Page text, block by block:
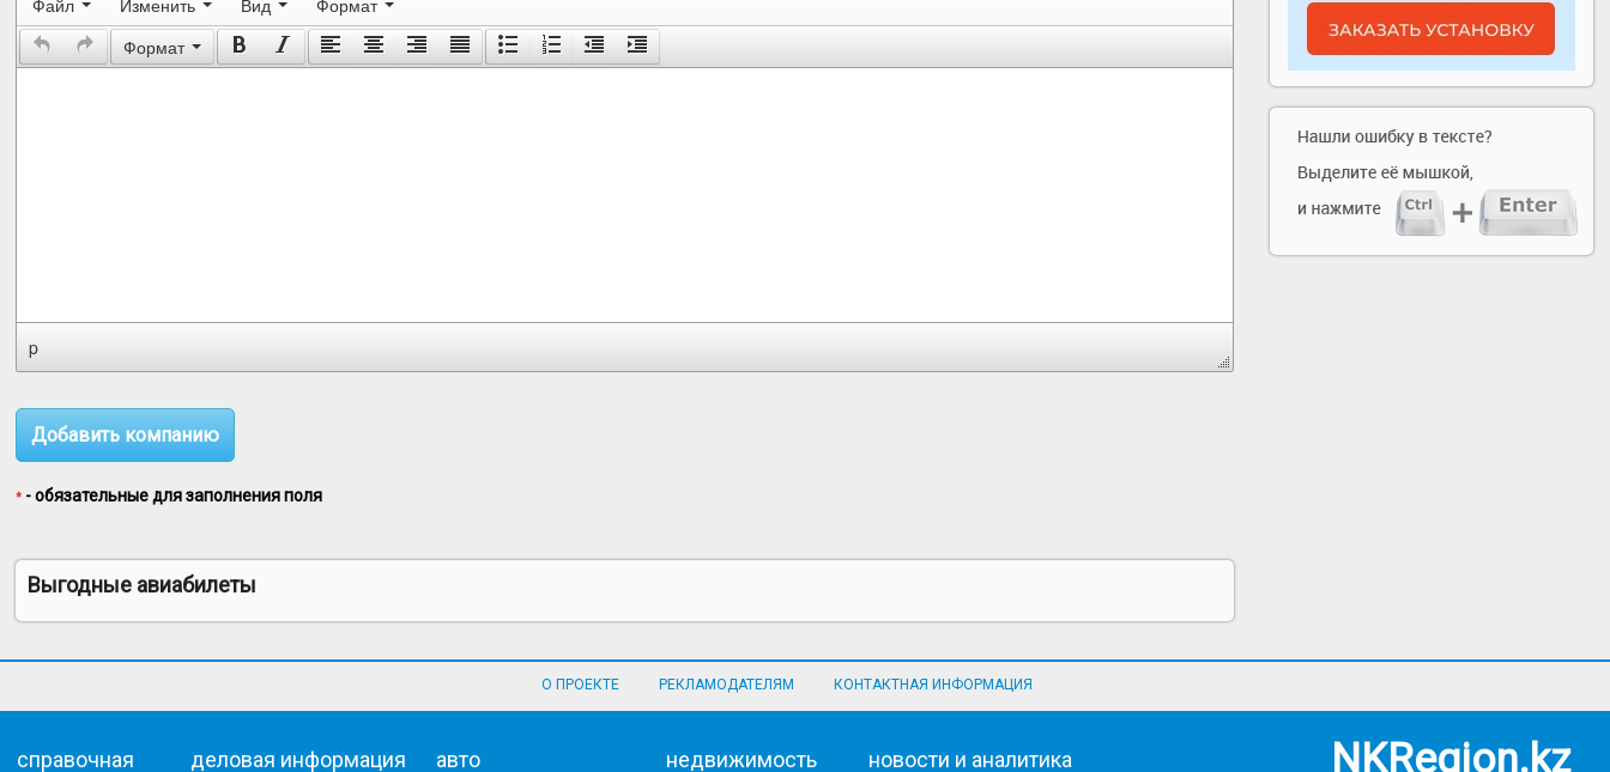
Файл Изменить Вид
Формат
Формат
p
* - обязательные для заполнения поля
Выгодные авиабилеты
О ПРОЕКТЕ РЕКЛАМОДАТЕЛЯМ КОНТАКТНАЯ ИНФОРМАЦИЯ
справочная деловая информация авто недвижимость новости и аналитика NKRegion.kz